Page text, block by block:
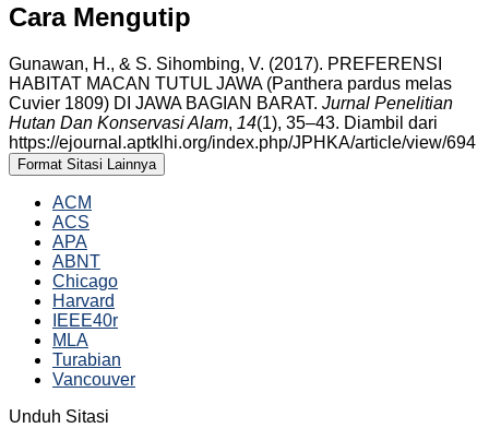
Cara Mengutip
Gunawan, H., & S. Sihombing, V. (2017). PREFERENSI
HABITAT MACAN TUTUL JAWA (Panthera pardus melas
Cuvier 1809) DI JAWA BAGIAN BARAT. Jurnal Penelitian
Hutan Dan Konservasi Alam, 14(1), 35–43. Diambil dari
https://ejournal.aptklhi.org/index.php/JPHKA/article/view/694
Format Sitasi Lainnya
ACM
ACS
APA
ABNT
Chicago
Harvard
IEEE40r
MLA
Turabian
Vancouver
Unduh Sitasi